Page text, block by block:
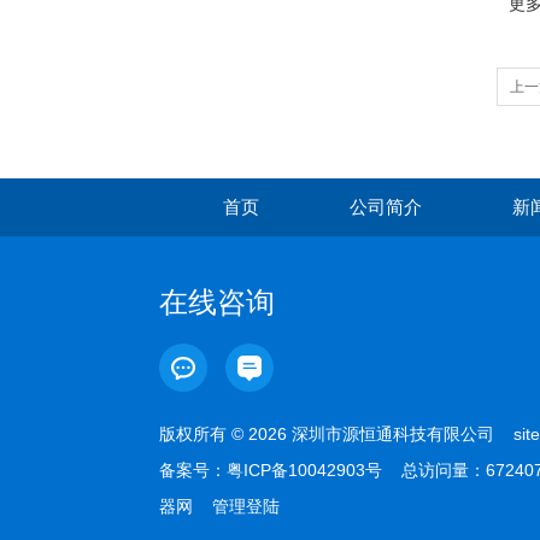
上
首页 公司简介 新
在线咨询
版权所有 © 2026 深圳市源恒通科技有限公司
备案号： 粤ICP备10042903号 总访问量：
器网
管理登陆